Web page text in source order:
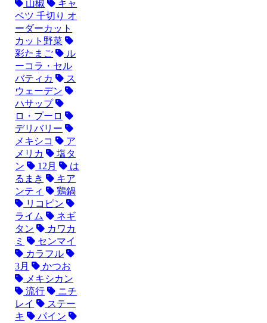
山椒
キャ
ベツ 千切り オ
ーダーカット
カット野菜
彩たまご
ル
ーコラ・セル
バティカ
ス
ウェーデン
ハサップ
ロ・プーロ
デリバリー
メキシコ
ア
メリカ
塩タ
ン
12月
は
るまき
キア
ンティ
鶏鍋
リコピン
ライム
ネギ
タン
カワカ
ミ
センマイ
カラフル
3月
かつお
メキシカン
流行
ニチ
レイ
ステー
キ
パイン